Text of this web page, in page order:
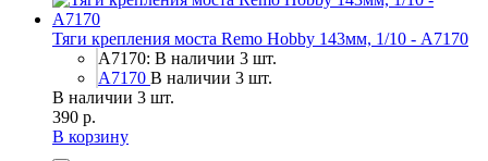
Тяги крепления моста Remo Hobby 143мм, 1/10 - A7170
A7170: В наличии 3 шт.
A7170 В наличии 3 шт.
В наличии 3 шт.
390 р.
В корзину